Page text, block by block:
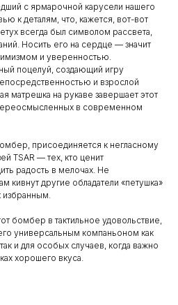
с ярмарочной карусели нашего
к деталям, что, кажется, вот-вот
всегда был символом рассвета,
Носить его на сердце — значит
и уверенностью.
поцелуй, создающий игру
и взрослой
матрешка на рукаве завершает этот
в современном
присоединяется к негласному
TSAR — тех, кто ценит
радость в мелочах. Не
кивнут другие обладатели «петушка»
бомбер в тактильное удовольствие,
универсальным компаньоном как
и для особых случаев, когда важно
хорошего вкуса.